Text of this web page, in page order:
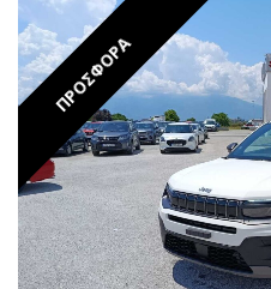
ΠΡΟΣΦΟΡΑ